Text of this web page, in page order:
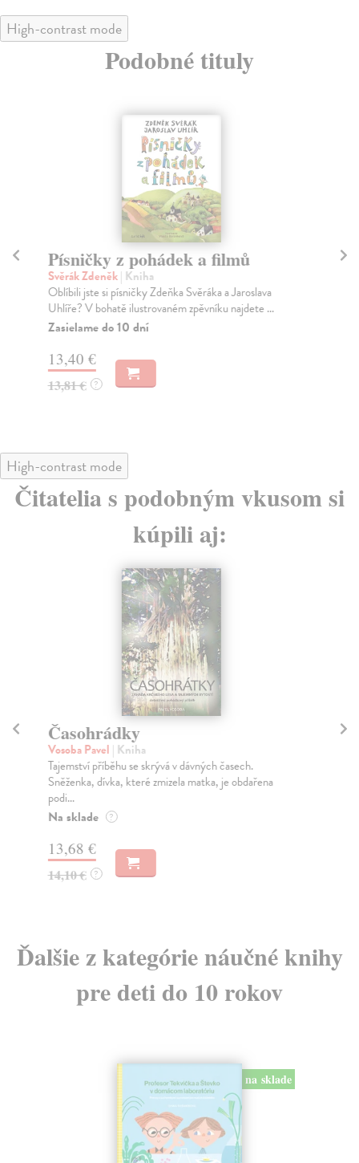
High-contrast mode
Podobné tituly
Písničky z pohádek a filmů
Svěrák Zdeněk| Kniha
Oblíbili jste si písničky Zdeňka Svěráka a Jaroslava
Uhlíře? V bohatě ilustrovaném zpěvníku najdete ...
Zasielame do 10 dní
13,40 €
13,81 € ?
High-contrast mode
Čitatelia s podobným vkusom si
kúpili aj:
Časohrádky
Vosoba Pavel | Kniha
Tajemství příběhu se skrývá v dávných časech.
Sněženka, dívka, které zmizela matka, je obdařena
podi...
Na sklade ?
13,68 €
14,10 € ?
Ďalšie z kategórie náučné knihy
pre deti do 10 rokov
na sklade